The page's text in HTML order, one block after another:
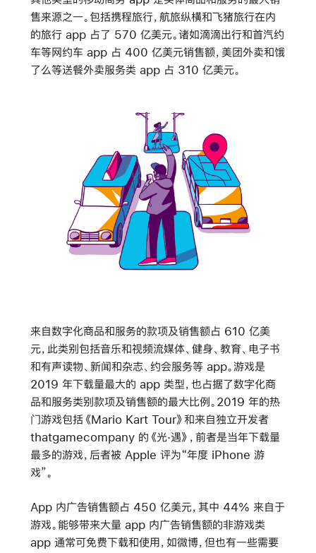
售来源之一。包括携程旅行，航旅纵横和飞猪旅行在内
的旅行 app 占了 570 亿美元。诸如滴滴出行和首汽约
车等网约车 app 占 400 亿美元销售额，美团外卖和饿
了么等送餐外卖服务类 app 占 310 亿美元。
来自数字化商品和服务的款项及销售额占 610 亿美
元，此类别包括音乐和视频流媒体、健身、教育、电子书
和有声读物、新闻和杂志、约会服务等 app。游戏是
2019 年下载量最大的 app 类型，也占据了数字化商
品和服务类别款项及销售额的最大比例。2019 年的热
门游戏包括《Mario Kart Tour》和来自独立开发者
thatgamecompany 的《光·遇》，前者是当年下载量
最多的游戏，后者被 Apple 评为“年度 iPhone 游
戏”。
App 内广告销售额占 450 亿美元，其中 44% 来自于
游戏。能够带来大量 app 内广告销售额的非游戏类
app 通常可免费下载和使用，如微博，但也有一些需要